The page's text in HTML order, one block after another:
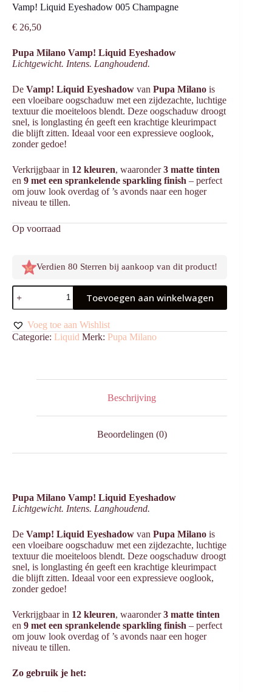
Vamp! Liquid Eyeshadow 005 Champagne
€ 26,50
Pupa Milano Vamp! Liquid Eyeshadow
Lichtgewicht. Intens. Langhoudend.
De Vamp! Liquid Eyeshadow van Pupa Milano is
een vloeibare oogschaduw met een zijdezachte, luchtige
textuur die moeiteloos blendt. Deze oogschaduw droogt
snel, is longlasting én geeft een krachtige kleurimpact
die blijft zitten. Ideaal voor een expressieve ooglook,
zonder gedoe!
Verkrijgbaar in 12 kleuren, waaronder3 matte tinten
en 9 met een sprankelende sparkling finish – perfect
om jouw look overdag of ’s avonds naar een hoger
niveau te tillen.
Op voorraad
Verdien 80 Sterren bij aankoop van dit product!
Vamp!
Liquid
Eyeshadow
005
Champagne
aantal
Toevoegen aan winkelwagen
Voeg toe aan Wishlist
Categorie: Liquid Merk: Pupa Milano
Beschrijving
Beoordelingen (0)
Pupa Milano Vamp! Liquid Eyeshadow
Lichtgewicht. Intens. Langhoudend.
De Vamp! Liquid Eyeshadow van Pupa Milano is
een vloeibare oogschaduw met een zijdezachte, luchtige
textuur die moeiteloos blendt. Deze oogschaduw droogt
snel, is longlasting én geeft een krachtige kleurimpact
die blijft zitten. Ideaal voor een expressieve ooglook,
zonder gedoe!
Verkrijgbaar in 12 kleuren, waaronder3 matte tinten
en 9 met een sprankelende sparkling finish – perfect
om jouw look overdag of ’s avonds naar een hoger
niveau te tillen.
Zo gebruik je het: